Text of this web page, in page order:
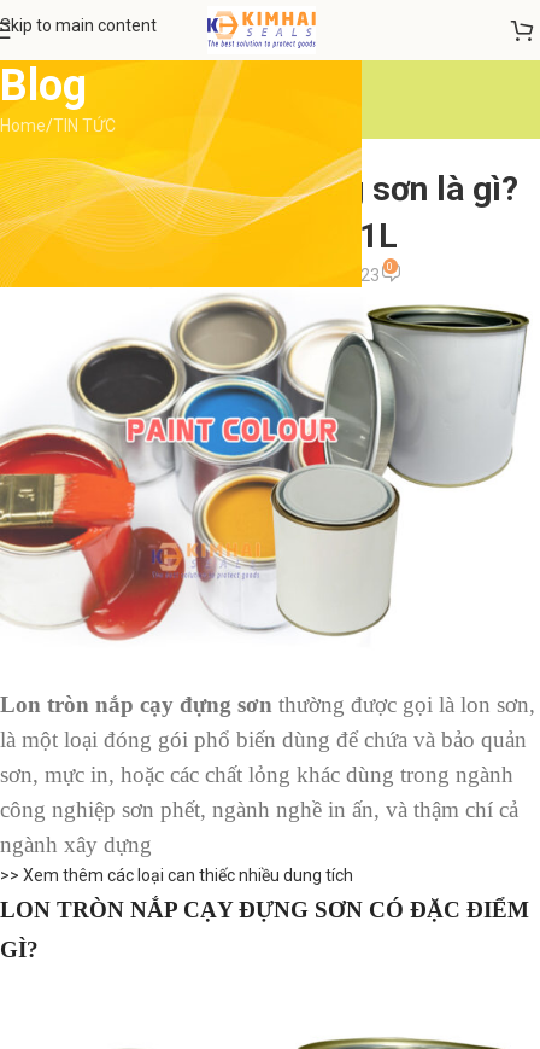
Skip to main content
Blog
Home TIN TỨC
Lon tròn nắp cạy đựng sơn là gì?
Lon 500ml và 1L
On 18 Tháng 10, 2023 0
Lon tròn nắp cạy đựng sơn thường được gọi là lon sơn,
là một loại đóng gói phổ biến dùng để chứa và bảo quản
sơn, mực in, hoặc các chất lỏng khác dùng trong ngành
công nghiệp sơn phết, ngành nghề in ấn, và thậm chí cả
ngành xây dựng
>> Xem thêm các loại can thiếc nhiều dung tích
LON TRÒN NẮP CẠY ĐỰNG SƠN CÓ ĐẶC ĐIỂM
GÌ?